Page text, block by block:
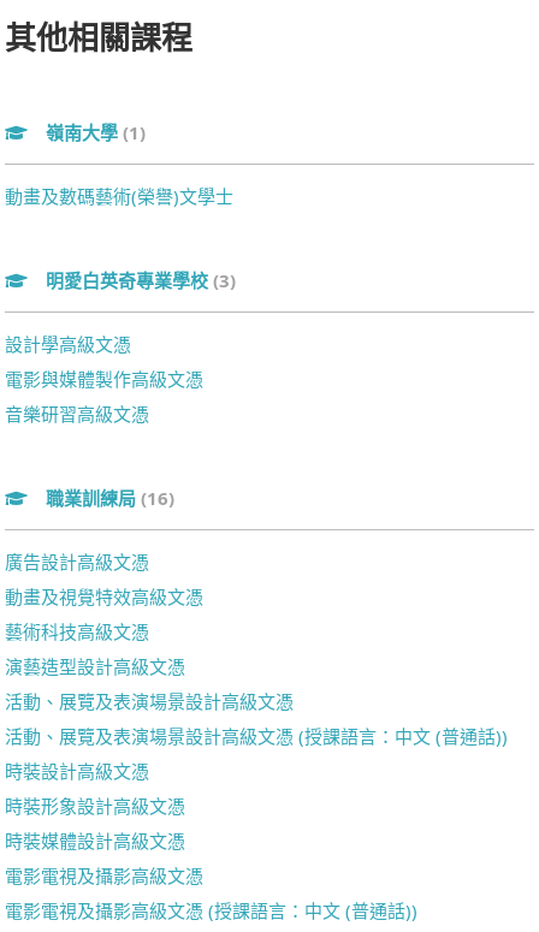
其他相關課程
嶺南大學 (1)
動畫及數碼藝術(榮譽)文學士
明愛白英奇專業學校 (3)
設計學高級文憑
電影與媒體製作高級文憑
音樂研習高級文憑
職業訓練局 (16)
廣告設計高級文憑
動畫及視覺特效高級文憑
藝術科技高級文憑
演藝造型設計高級文憑
活動、展覽及表演場景設計高級文憑
活動、展覽及表演場景設計高級文憑 (授課語言：中文 (普通話))
時裝設計高級文憑
時裝形象設計高級文憑
時裝媒體設計高級文憑
電影電視及攝影高級文憑
電影電視及攝影高級文憑 (授課語言：中文 (普通話))